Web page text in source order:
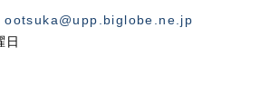
ootsuka@upp.biglobe.ne.jp
日